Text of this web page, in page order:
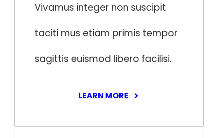
Vivamus integer non suscipit
taciti mus etiam primis tempor
sagittis euismod libero facilisi.
LEARN MORE